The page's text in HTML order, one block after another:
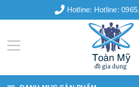
Hotline: Hotline: